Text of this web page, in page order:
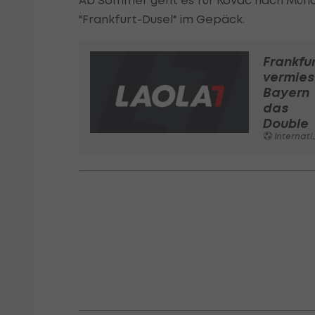
"Frankfurt-Dusel" im Gepäck.
Bayern
das
Double
International